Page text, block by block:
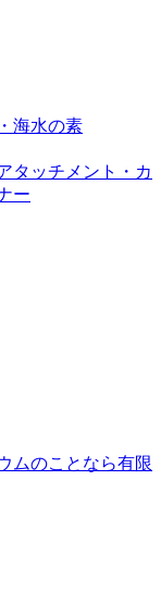
海水の素
タッチメント・カ
ー